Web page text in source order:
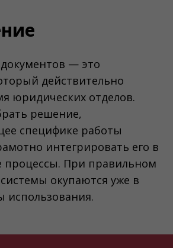
— это
действительно
юридических отделов.
решение,
специфике работы
интегрировать его в
При правильном
окупаются уже в
использования.